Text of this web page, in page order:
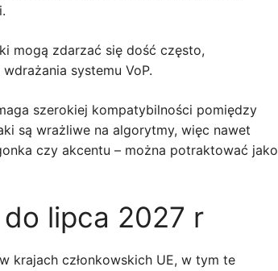
mogą zdarzać się dość często,
systemu VoP.
szerokiej kompatybilności pomiędzy
są wrażliwe na algorytmy, więc nawet
czy akcentu – można potraktować jako
lipca 2027 r
krajach członkowskich UE, w tym te